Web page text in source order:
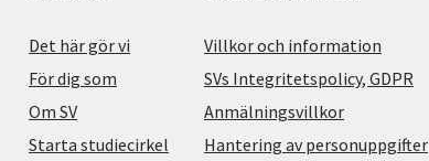
Det här gör vi
För dig som
Om SV
Starta studiecirkel
Villkor och information
SVs Integritetspolicy, GDPR
Anmälningsvillkor
Hantering av personuppgifter